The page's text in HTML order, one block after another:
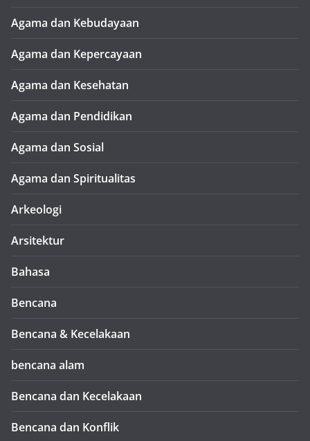
Agama dan Kebudayaan
Agama dan Kepercayaan
Agama dan Kesehatan
Agama dan Pendidikan
Agama dan Sosial
Agama dan Spiritualitas
Arkeologi
Arsitektur
Bahasa
Bencana
Bencana & Kecelakaan
bencana alam
Bencana dan Kecelakaan
Bencana dan Konflik